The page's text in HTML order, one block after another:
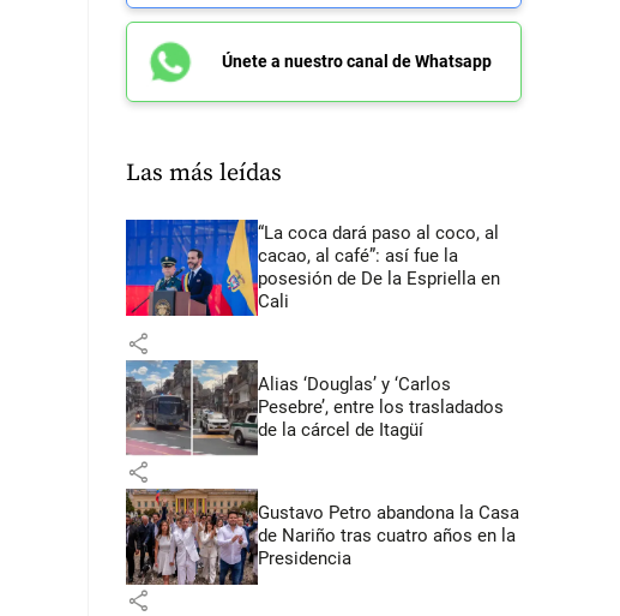
Únete a nuestro canal de Whatsapp
Las más leídas
“La coca dará paso al coco, al
cacao, al café”: así fue la
posesión de De la Espriella en
Cali
share
Alias ‘Douglas’ y ‘Carlos
Pesebre’, entre los trasladados
de la cárcel de Itagüí
share
Gustavo Petro abandona la Casa
de Nariño tras cuatro años en la
Presidencia
share